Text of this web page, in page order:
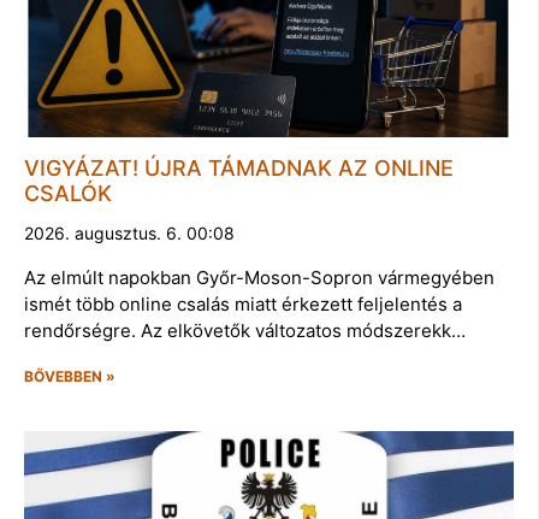
VIGYÁZAT! ÚJRA TÁMADNAK AZ ONLINE
CSALÓK
2026. augusztus. 6. 00:08
Az elmúlt napokban Győr-Moson-Sopron vármegyében
ismét több online csalás miatt érkezett feljelentés a
rendőrségre. Az elkövetők változatos módszerekk…
BŐVEBBEN »